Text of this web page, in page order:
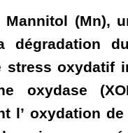
(Mn),
dégradation
stress oxydatif
oxydase
l’ oxydation